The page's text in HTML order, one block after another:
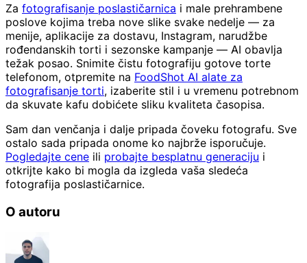
Za fotografisanje poslastičarnica i male prehrambene
poslove kojima treba nove slike svake nedelje — za
menije, aplikacije za dostavu, Instagram, narudžbe
rođendanskih torti i sezonske kampanje — AI obavlja
težak posao. Snimite čistu fotografiju gotove torte
telefonom, otpremite na FoodShot AI alate za
fotografisanje torti, izaberite stil i u vremenu potrebnom
da skuvate kafu dobićete sliku kvaliteta časopisa.
Sam dan venčanja i dalje pripada čoveku fotografu. Sve
ostalo sada pripada onome ko najbrže isporučuje.
Pogledajte cene ili probajte besplatnu generaciju i
otkrijte kako bi mogla da izgleda vaša sledeća
fotografija poslastičarnice.
O autoru